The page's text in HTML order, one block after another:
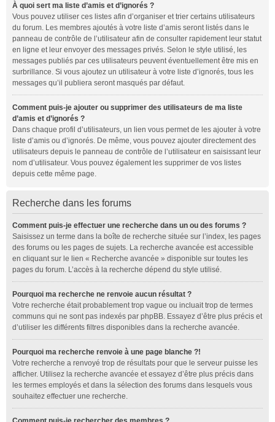
À quoi sert ma liste d’amis et d’ignorés ?
Vous pouvez utiliser ces listes afin d’organiser et trier certains utilisateurs
du forum. Les membres ajoutés à votre liste d’amis seront listés dans le
panneau de contrôle de l’utilisateur afin de consulter rapidement leur statut
en ligne et leur envoyer des messages privés. Selon le style utilisé, les
messages publiés par ces utilisateurs peuvent éventuellement être mis en
surbrillance. Si vous ajoutez un utilisateur à votre liste d’ignorés, tous les
messages qu’il publiera seront masqués par défaut.
Comment puis-je ajouter ou supprimer des utilisateurs de ma liste
d’amis et d’ignorés ?
Dans chaque profil d’utilisateurs, un lien vous permet de les ajouter à votre
liste d’amis ou d’ignorés. De même, vous pouvez ajouter directement des
utilisateurs depuis le panneau de contrôle de l’utilisateur en saisissant leur
nom d’utilisateur. Vous pouvez également les supprimer de vos listes
depuis cette même page.
Recherche dans les forums
Comment puis-je effectuer une recherche dans un ou des forums ?
Saisissez un terme dans la boîte de recherche située sur l’index, les pages
des forums ou les pages de sujets. La recherche avancée est accessible
en cliquant sur le lien « Recherche avancée » disponible sur toutes les
pages du forum. L’accès à la recherche dépend du style utilisé.
Pourquoi ma recherche ne renvoie aucun résultat ?
Votre recherche était probablement trop vague ou incluait trop de termes
communs qui ne sont pas indexés par phpBB. Essayez d’être plus précis et
d’utiliser les différents filtres disponibles dans la recherche avancée.
Pourquoi ma recherche renvoie à une page blanche ?!
Votre recherche a renvoyé trop de résultats pour que le serveur puisse les
afficher. Utilisez la recherche avancée et essayez d’être plus précis dans
les termes employés et dans la sélection des forums dans lesquels vous
souhaitez effectuer une recherche.